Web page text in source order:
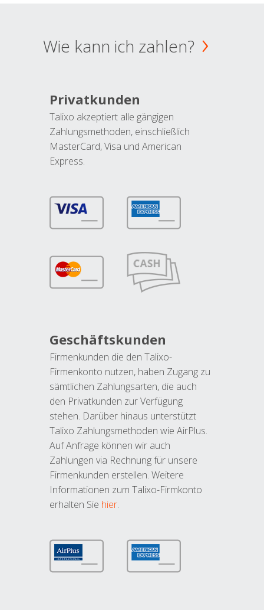
Wie kann ich zahlen?
Privatkunden
Talixo akzeptiert alle gängigen
Zahlungsmethoden, einschließlich
MasterCard, Visa und American
Express.
Geschäftskunden
Firmenkunden die den Talixo-
Firmenkonto nutzen, haben Zugang zu
sämtlichen Zahlungsarten, die auch
den Privatkunden zur Verfügung
stehen. Darüber hinaus unterstützt
Talixo Zahlungsmethoden wie AirPlus.
Auf Anfrage können wir auch
Zahlungen via Rechnung für unsere
Firmenkunden erstellen. Weitere
Informationen zum Talixo-Firmkonto
erhalten Sie hier.